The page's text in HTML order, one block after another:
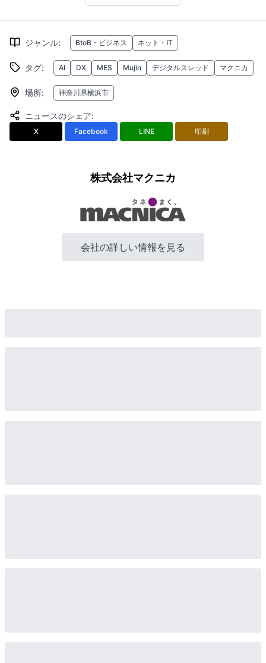
ジャンル: BtoB・ビジネス ネット・IT
タグ: AI DX MES Mujin デジタルスレッド マクニカ
場所: 神奈川県横浜市
ニュースのシェア:
X Facebook LINE 印刷
株式会社マクニカ
会社の詳しい情報を見る